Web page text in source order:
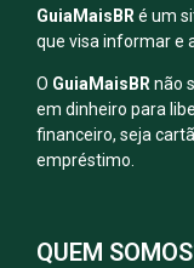
GuiaMaisBR é um
que visa informar e
O GuiaMaisBRnão
em dinheiro para
financeiro, seja
empréstimo.
QUEM